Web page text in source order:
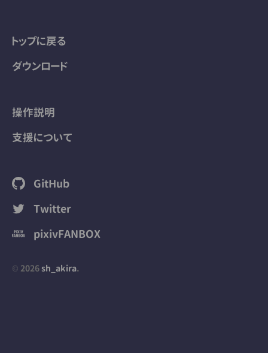
トップに戻る
ダウンロード
操作説明
支援について
GitHub
Twitter
pixivFANBOX
© 2026 sh_akira.